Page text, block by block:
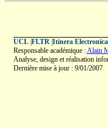
UCL| FLTR| Itinera Electronica|
Responsable académique :Alain
Analyse, design et réalisation
Dernière mise à jour : 9/01/2007